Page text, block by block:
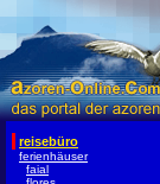
reisebüro
ferienhäuser
faial